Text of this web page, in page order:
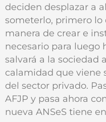
deciden desplazar a
someterlo, primero
manera de crear e
necesario para luego
salvará a la sociedad
calamidad que viene
del sector privado.
AFJP y pasa ahora
nueva ANSeS tiene